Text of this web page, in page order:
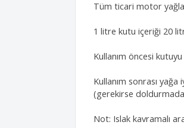
Tüm ticari motor
1 litre kutu içeriği 20
Kullanım öncesi
Kullanım sonrası
(gerekirse
Not: Islak kavramalı